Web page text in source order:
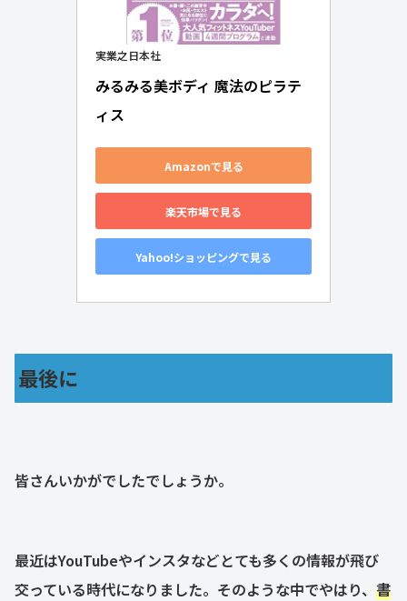
実業之日本社
みるみる美ボディ 魔法のピラテ
ィス
Amazonで見る
楽天市場で見る
Yahoo!ショッピングで見る
最後に
皆さんいかがでしたでしょうか。
最近はYouTubeやインスタなどとても多くの情報が飛び
交っている時代になりました。そのような中でやはり、 書